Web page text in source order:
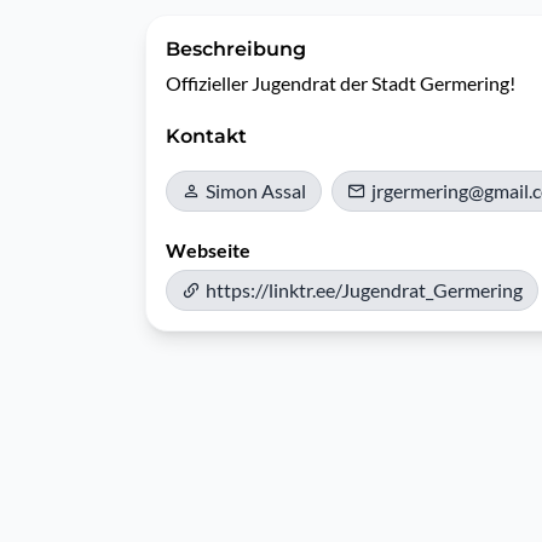
Beschreibung
Offizieller Jugendrat der Stadt Germering!
Kontakt
Simon Assal
Webseite
https://linktr.ee/Jugendrat_Germering